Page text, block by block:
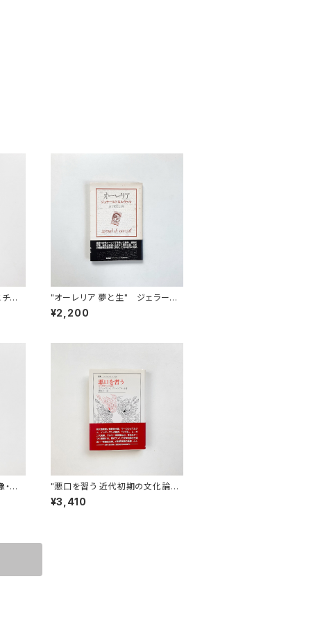
ュ
"オーレリア 夢と生" ジェラール・
ド・ネルヴァル 著 / 篠田知和基 訳
¥2,200
主
ベル
テ
"悪口を習う 近代初期の文化論集
（叢書・ウニベルシタス 410）" ス
ティーヴン・J. グリーンブラット 著
¥3,410